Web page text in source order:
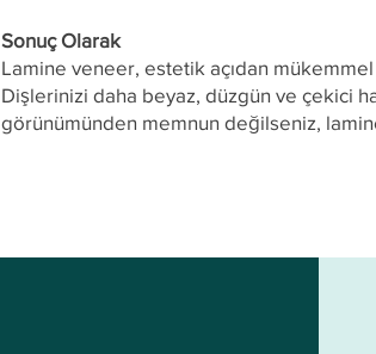
Sonuç Olarak
Lamine veneer, estetik açıdan
Dişlerinizi daha beyaz, düzgün ve çekici
görünümünden memnun değilseniz,